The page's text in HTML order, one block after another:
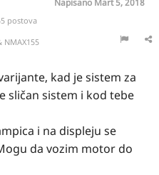
Napisano Mart 5, 2018
postova
NMAX155
kad je sistem za
sličan sistem i kod tebe
i na displeju se
da vozim motor do